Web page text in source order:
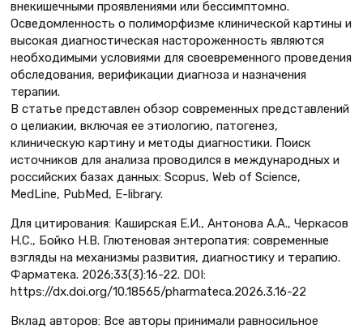
внекишечными проявлениями или бессимптомно.
Осведомленность о полиморфизме клинической картины и
высокая диагностическая настороженность являются
необходимыми условиями для своевременного проведения
обследования, верификации диагноза и назначения
терапии.
В статье представлен обзор современных представлений
о целиакии, включая ее этиологию, патогенез,
клиническую картину и методы диагностики. Поиск
источников для анализа проводился в международных и
российских базах данных: Scopus, Web of Science,
MedLine, PubMed, E-library.
Для цитирования: Каширская Е.И., Антонова А.А., Черкасов
Н.С., Бойко Н.В. Глютеновая энтеропатия: современные
взгляды на механизмы развития, диагностику и терапию.
Фарматека. 2026;33(3):16-22. DOI:
https://dx.doi.org/10.18565/pharmateca.2026.3.16-22
Вклад авторов: Все авторы принимали равносильное